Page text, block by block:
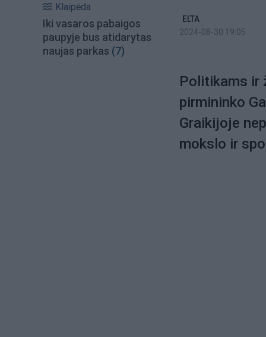
Klaipėda
Iki vasaros pabaigos
paupyje bus atidarytas
naujas parkas (7)
ELTA
2024-08-30 19:05
P olitikams
pirmininko
Graikijoje
mokslo ir